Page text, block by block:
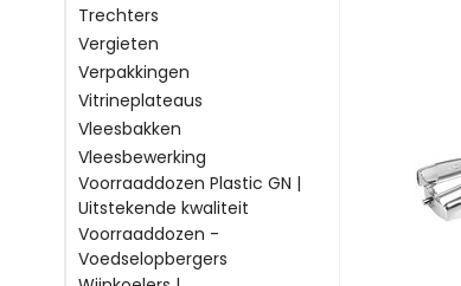
Trechters
Vergieten
Verpakkingen
Vitrineplateaus
Vleesbakken
Vleesbewerking
Voorraaddozen Plastic GN |
Uitstekende kwaliteit
Voorraaddozen -
Voedselopbergers